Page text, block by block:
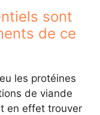
sont
de ce
les protéines
de viande
en effet trouver